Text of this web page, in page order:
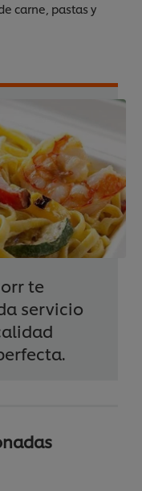
carne, pastas y
te
servicio